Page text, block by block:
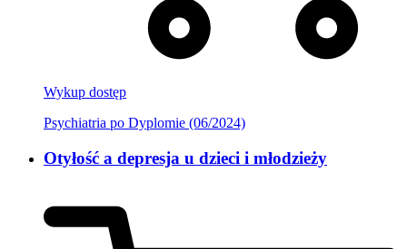
Wykup dostęp
Psychiatria po Dyplomie (06/2024)
Otyłość a depresja u dzieci i młodzieży